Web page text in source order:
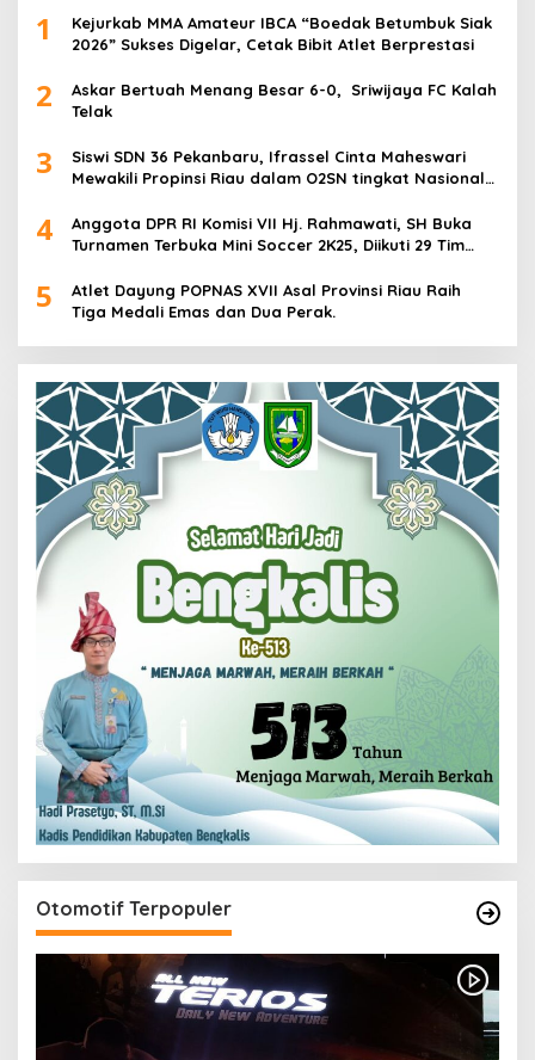
1
Kejurkab MMA Amateur IBCA “Boedak Betumbuk Siak
2026” Sukses Digelar, Cetak Bibit Atlet Berprestasi
2
Askar Bertuah Menang Besar 6-0, Sriwijaya FC Kalah
Telak
3
Siswi SDN 36 Pekanbaru, Ifrassel Cinta Maheswari
Mewakili Propinsi Riau dalam O2SN tingkat Nasional
4
Anggota DPR RI Komisi VII Hj. Rahmawati, SH Buka
Turnamen Terbuka Mini Soccer 2K25, Diikuti 29 Tim
5
Atlet Dayung POPNAS XVII Asal Provinsi Riau Raih
Tiga Medali Emas dan Dua Perak.
Otomotif Terpopuler